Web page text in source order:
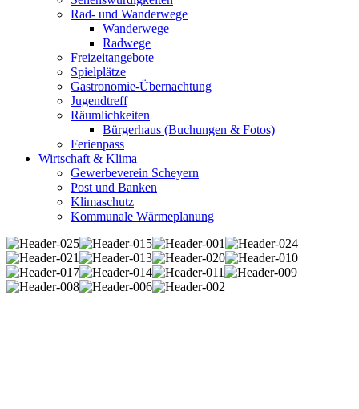
Rad- und Wanderwege
Wanderwege
Radwege
Freizeitangebote
Spielplätze
Gastronomie-Übernachtung
Jugendtreff
Räumlichkeiten
Bürgerhaus (Buchungen & Fotos)
Ferienpass
Wirtschaft & Klima
Gewerbeverein Scheyern
Post und Banken
Klimaschutz
Kommunale Wärmeplanung